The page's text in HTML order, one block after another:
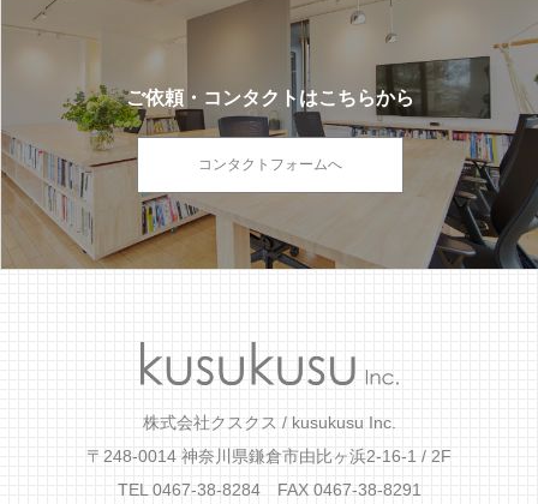
ご依頼・コンタクトはこちらから
コンタクトフォームへ
株式会社クスクス / kusukusu Inc.
〒248-0014 神奈川県鎌倉市由比ヶ浜2-16-1 / 2F
TEL 0467-38-8284 FAX 0467-38-8291